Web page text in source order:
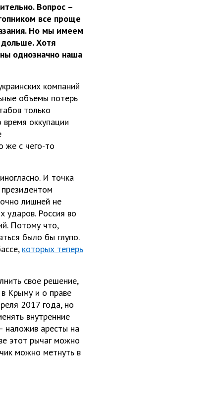
Вопрос –
все проще
Но мы имеем
дольше. Хотя
однозначно наша
компаний
объемы потерь
только
оккупации
же с чего-то
И точка
лишней не
ударов. Россия во
Потому что,
было бы глупо.
которых теперь
свое решение,
Крыму и о праве
2017 года, но
внутренние
наложив аресты на
этот рычаг можно
можно метнуть в